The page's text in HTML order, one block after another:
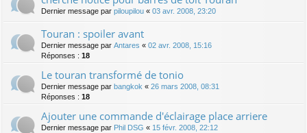
Dernier message par piloupilou « 03 avr. 2008, 23:20
Touran : spoiler avant
Dernier message par Antares « 02 avr. 2008, 15:16
Réponses : 18
Le touran transformé de tonio
Dernier message par bangkok « 26 mars 2008, 08:31
Réponses : 18
Ajouter une commande d'éclairage place arriere
Dernier message par Phil DSG « 15 févr. 2008, 22:12